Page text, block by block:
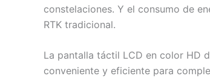
constelaciones. Y el consumo de
RTK tradicional.
La pantalla táctil LCD en color HD
conveniente y eficiente para